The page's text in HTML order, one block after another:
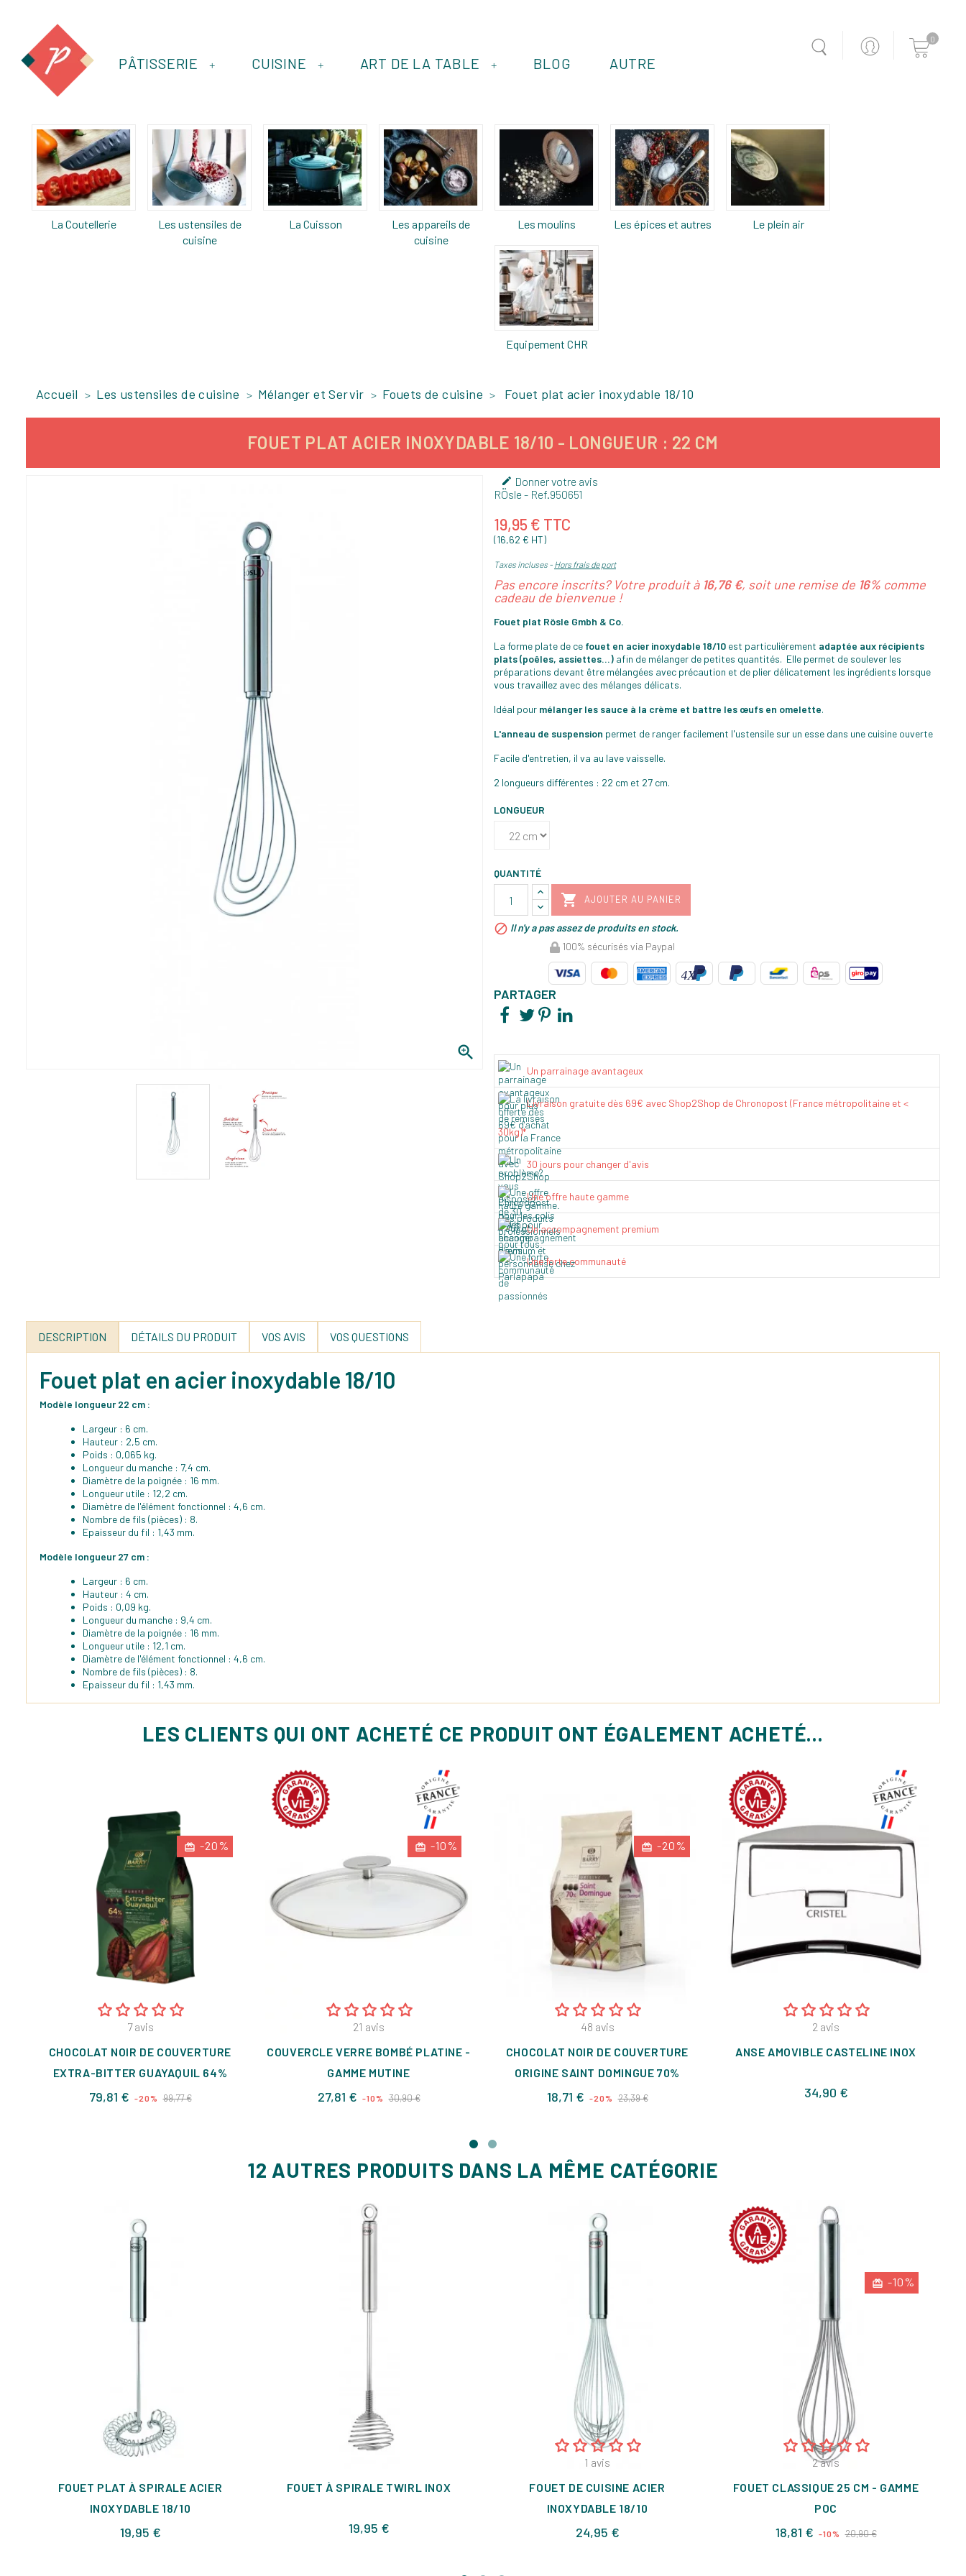
0
+
PÂTISSERIE +
CUISINE +
ART DE LA TABLE BLOG AUTRE
La Coutellerie
Les ustensiles de
cuisine
La Cuisson
Les appareils de
cuisine
Les moulins Les épices et autres Le plein air
Equipement CHR
Accueil Les ustensiles de cuisine Mélanger et Servir Fouets de cuisine Fouet plat acier inoxydable 18/10
FOUET PLAT ACIER INOXYDABLE 18/10 - LONGUEUR : 22 CM

 Donner votre avis
RÖsle - Ref.950651
19,95 € TTC
(16,62 € HT)
Taxes incluses Hors frais de port
Pas encore inscrits? Votre produit à 16,76 €, soit une remise de 16% comme
cadeau de bienvenue !
Fouet plat Rösle Gmbh & Co.
La forme plate de ce fouet en acier inoxydable 18/10 est particulièrement adaptée aux récipients
plats (poêles, assiettes…) afin de mélanger de petites quantités. Elle permet de soulever les
préparations devant être mélangées avec précaution et de plier délicatement les ingrédients lorsque
vous travaillez avec des mélanges délicats.
Idéal pour mélanger les sauce à la crème et battre les œufs en omelette.
L'anneau de suspension permet de ranger facilement l'ustensile sur un esse dans une cuisine ouverte
Facile d'entretien, il va au lave vaisselle.
2 longueurs différentes : 22 cm et 27 cm.
LONGUEUR
QUANTITÉ
 AJOUTER AU PANIER
 Il n'y a pas assez de produits en stock.
100% sécurisés via Paypal
PARTAGER
Un parrainage avantageux
Livraison gratuite dès 69€ avec Shop2Shop de Chronopost (France métropolitaine et <
30kg)*
30 jours pour changer d'avis
Une offre haute gamme
Un accompagnement premium
Une forte communauté
DESCRIPTION DÉTAILS DU PRODUIT VOS AVIS VOS QUESTIONS
Fouet plat en acier inoxydable 18/10
Modèle longueur 22 cm :
Largeur : 6 cm.
Hauteur : 2,5 cm.
Poids : 0,065 kg.
Longueur du manche : 7,4 cm.
Diamètre de la poignée : 16 mm.
Longueur utile : 12,2 cm.
Diamètre de l'élément fonctionnel : 4,6 cm.
Nombre de fils (pièces) : 8.
Epaisseur du fil : 1,43 mm.
Modèle longueur 27 cm :
Largeur : 6 cm.
Hauteur : 4 cm.
Poids : 0,09 kg.
Longueur du manche : 9,4 cm.
Diamètre de la poignée : 16 mm.
Longueur utile : 12,1 cm.
Diamètre de l'élément fonctionnel : 4,6 cm.
Nombre de fils (pièces) : 8.
Epaisseur du fil : 1,43 mm.
LES CLIENTS QUI ONT ACHETÉ CE PRODUIT ONT ÉGALEMENT ACHETÉ...
-20%
7avis
CHOCOLAT NOIR DE COUVERTURE
EXTRA-BITTER GUAYAQUIL 64%
79,81 € Prix
-20% 99,77 €Prix
-10%
21 avis
COUVERCLE VERRE BOMBÉ PLATINE -
GAMME MUTINE
27,81 € Prix
-10% 30,90 €Prix
-20%
48 avis
CHOCOLAT NOIR DE COUVERTURE
ORIGINE SAINT DOMINGUE 70%
18,71 € Prix
-20% 23,39 €Prix
2 avis
ANSE AMOVIBLE CASTELINE INOX
34,90 €Prix
12 AUTRES PRODUITS DANS LA MÊME CATÉGORIE
FOUET PLAT À SPIRALE ACIER
INOXYDABLE 18/10
19,95 €Prix
FOUET À SPIRALE TWIRL INOX
19,95 €Prix
1 avis
FOUET DE CUISINE ACIER
INOXYDABLE 18/10
24,95 €Prix
-10%
2avis
FOUET CLASSIQUE 25 CM - GAMME
POC
18,81 € Prix
-10% 20,90 €Prix